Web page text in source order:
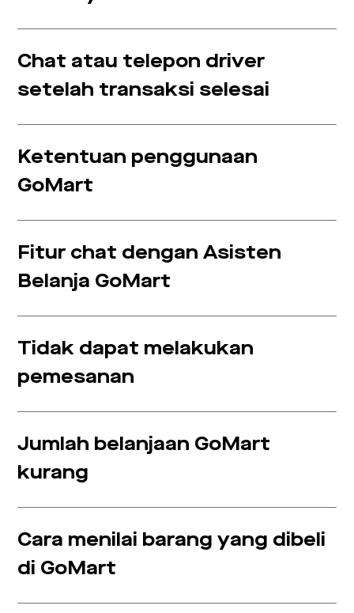
Chat atau telepon driver
setelah transaksi selesai
Ketentuan penggunaan
GoMart
Fitur chat dengan Asisten
Belanja GoMart
Tidak dapat melakukan
pemesanan
Jumlah belanjaan GoMart
kurang
Cara menilai barang yang dibeli
di GoMart